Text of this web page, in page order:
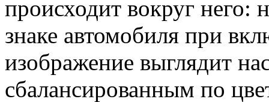
происходит вокруг
знаке автомобиля при
изображение выглядит
сбалансированным по